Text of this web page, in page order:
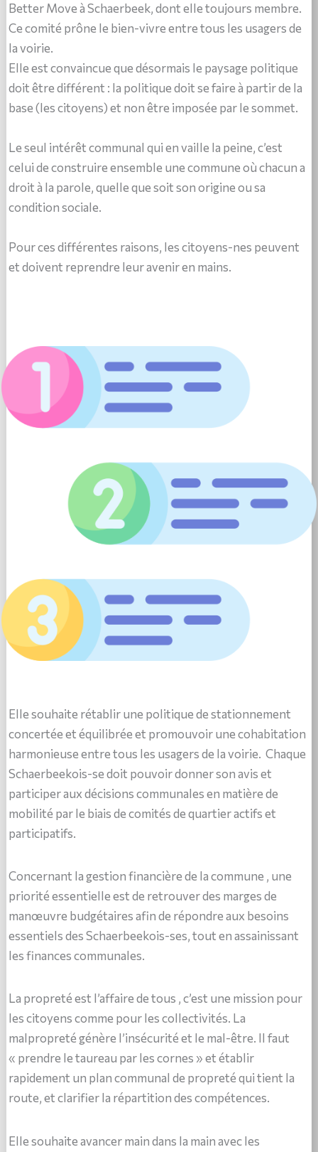
Better Move à Schaerbeek, dont elle toujours membre.
Ce comité prône le bien-vivre entre tous les usagers de
la voirie.
Elle est convaincue que désormais le paysage politique
doit être différent : la politique doit se faire à partir de la
base (les citoyens) et non être imposée par le sommet.
Le seul intérêt communal qui en vaille la peine, c’est
celui de construire ensemble une commune où chacun a
droit à la parole, quelle que soit son origine ou sa
condition sociale.
Pour ces différentes raisons, les citoyens-nes peuvent
et doivent reprendre leur avenir en mains.
Elle souhaite rétablir une politique de stationnement
concertée et équilibrée et promouvoir une cohabitation
harmonieuse entre tous les usagers de la voirie. Chaque
Schaerbeekois-se doit pouvoir donner son avis et
participer aux décisions communales en matière de
mobilité par le biais de comités de quartier actifs et
participatifs.
Concernant la gestion financière de la commune , une
priorité essentielle est de retrouver des marges de
manœuvre budgétaires afin de répondre aux besoins
essentiels des Schaerbeekois-ses, tout en assainissant
les finances communales.
La propreté est l’affaire de tous , c’est une mission pour
les citoyens comme pour les collectivités. La
malpropreté génère l’insécurité et le mal-être. Il faut
« prendre le taureau par les cornes » et établir
rapidement un plan communal de propreté qui tient la
route, et clarifier la répartition des compétences.
Elle souhaite avancer main dans la main avec les